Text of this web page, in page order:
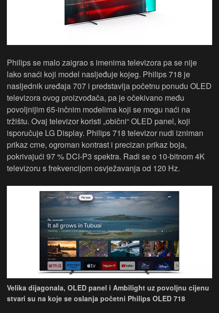
Philips se malo zaigrao s imenima televizora pa se nije
lako snaći koji model nasljeđuje kojeg. Philips 718 je
nasljednik uređaja 707 i predstavlja početnu ponudu OLED
televizora ovog proizvođača, pa je očekivano među
povoljnijim 65-inčnim modelima koji se mogu naći na
tržištu. Ovaj televizor koristi „obični“ OLED panel, koji
isporučuje LG Display. Philips 718 televizor nudi izniman
prikaz crne, ogroman kontrast i precizan prikaz boja,
pokrivajući 97 % DCI-P3 spektra. Radi se o 10-bitnom 4K
televizoru s frekvencijom osvježavanja od 120 Hz.
Velika dijagonala, OLED panel i Ambilight uz povoljnu cijenu
stvari su na koje se oslanja početni Philips OLED 718